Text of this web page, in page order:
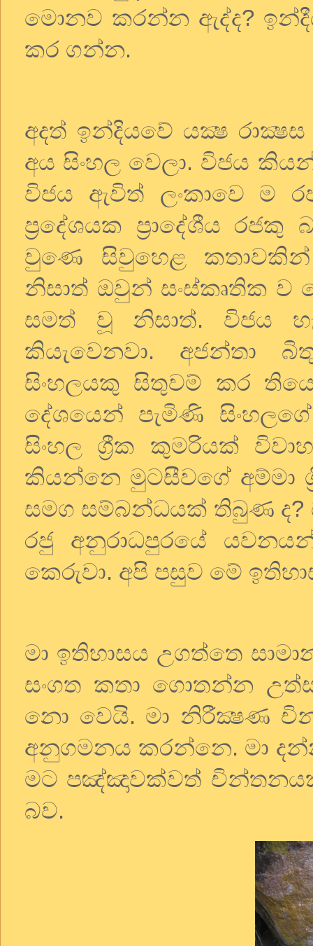
මොනව කරන්න ඇද්ද?
කර ගන්න.
අදත් ඉන්දියවේ යක්‍ෂ රාක්‍ෂස
අය සිංහල වෙලා. විජය
විජය
ඇවිත් ලංකාවෙ ම
ප්‍රදේශයක ප්‍රාදේශීය රජකු
වුණෙ
සිවුහෙළ
කතාවකින්
නිසාත් ඔවුන් සංස්කෘතික ව
සමත්
වූ නිසාත්. විජය
කියැවෙනවා. අජන්තා
සිංහලයකු සිතුවම් කර
දේශයෙන්
පැමිණි
සිංහලගේ
සිංහල
ග්‍රීක කුමරියක්
කියන්නෙ මුටසීවගේ අම්මා
සමග සම්බන්ධයක් තිබුණ ද?
රජු
අනුරාධපුරයේ
කෙරුවා. අපි පසුව මේ
මා ඉතිහාසය උගත්තෙ
සංගත කතා ගොතන්න
නො වෙයි. මා නිරීක්‍ෂණ
අනුගමනය කරන්නෙ. මා
මට පඤ්ඤාවක්වත්
බව.